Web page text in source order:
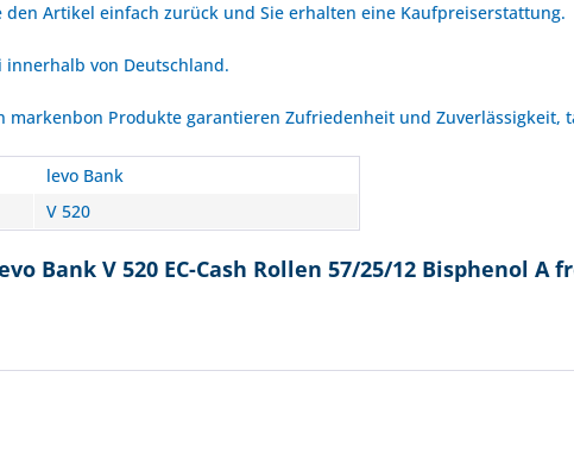
den Artikel einfach zurück und Sie erhalten eine Kaufpreiserstattung.
von Deutschland.
markenbon Produkte garantieren Zufriedenheit und Zuverlässigkeit,
levo Bank
V 520
Bank V 520 EC-Cash Rollen 57/25/12 Bisphenol A